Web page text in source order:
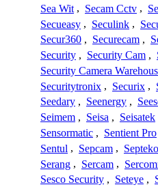
Sea Wit , Secam Cctv ,
Secueasy , Seculink ,
Secur360 , Securecam ,
Security , Security Cam ,
Security Camera
Securitytronix , Securix ,
Seedary , Seenergy ,
Seimem , Seisa , Seisatek
Sensormatic , Sentient Pro
Sentul , Sepcam ,
Serang , Sercam ,
Sesco Security , Seteye ,